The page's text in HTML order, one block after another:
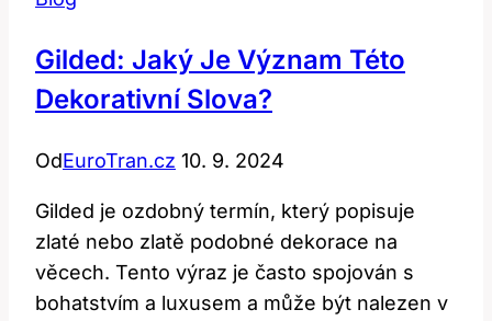
Gilded: Jaký Je Význam Této
Dekorativní Slova?
OdEuroTran.cz 10. 9. 2024
Gilded je ozdobný termín, který popisuje
zlaté nebo zlatě podobné dekorace na
věcech. Tento výraz je často spojován s
bohatstvím a luxusem a může být nalezen v